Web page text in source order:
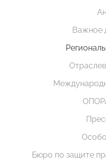
Важное
Бюро по защите